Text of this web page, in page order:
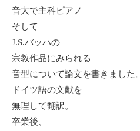
音大で主科ピアノ
そして
J.S.バッハの
宗教作品にみられる
音型について論文を書きました。
ドイツ語の文献を
無理して翻訳。
卒業後、